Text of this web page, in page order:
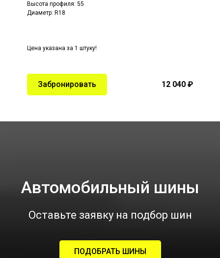
Высота профиля: 55
Диаметр: R18
Цена указана за 1 штуку!
Забронировать 12 040 ₽
Автомобильный шины
Оставьте заявку на подбор шин
ПОДОБРАТЬ ШИНЫ